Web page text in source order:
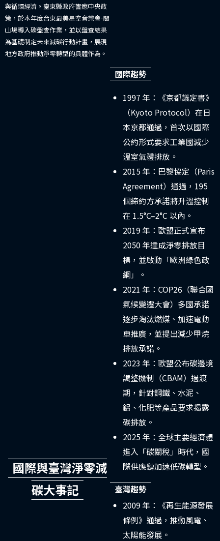
與循環經濟。臺東縣政府響應中央政
策，於本年度台東最美星空音樂會-關
山場導入碳盤查作業，並以盤查結果
為基礎制定未來減碳行動計畫，展現
地方政府推動淨零轉型的具體作為。
國際與臺灣淨零減
碳大事記
國際趨勢
1997 年：《京都議定書》
（Kyoto Protocol）在日
本京都通過，首次以國際
公約形式要求工業國減少
溫室氣體排放。
2015 年：巴黎協定（Paris
Agreement）通過，195
個締約方承諾將升溫控制
在 1.5°C–2°C 以內。
2019 年：歐盟正式宣布
2050 年達成淨零排放目
標，並啟動「歐洲綠色政
綱」。
2021 年：COP26（聯合國
氣候變遷大會）多國承諾
逐步淘汰燃煤、加速電動
車推廣，並提出減少甲烷
排放承諾。
2023 年：歐盟公布碳邊境
調整機制（CBAM）過渡
期，針對鋼鐵、水泥、
鋁、化肥等產品要求揭露
碳排放。
2025 年：全球主要經濟體
進入「碳關稅」時代，國
際供應鏈加速低碳轉型。
臺灣趨勢
2009 年：《再生能源發展
條例》通過，推動風電、
太陽能發展。